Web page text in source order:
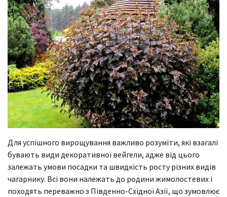
Для успішного вирощування важливо розуміти, які взагалі
бувають види декоративної вейгели, адже від цього
залежать умови посадки та швидкість росту різних видів
чагарнику. Всі вони належать до родини жимолостевих і
походять переважно з Південно-Східної Азії, що зумовлює